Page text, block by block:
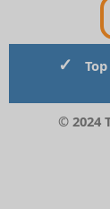
✓
© 2024